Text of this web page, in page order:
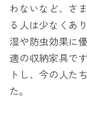
わないなど、さ
る人は少なくあ
湿や防虫効果に
適の収納家具で
トし、今の人た
た。